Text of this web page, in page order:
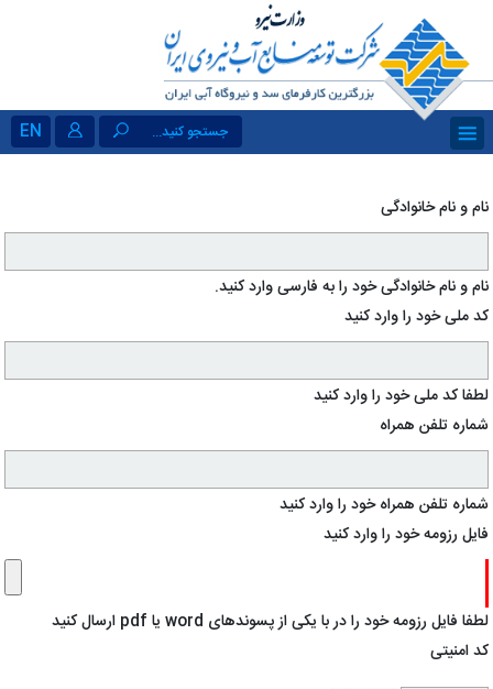
EN جستجو کنید...
نام و نام خانوادگی
نام و نام خانوادگی خود را به فارسی وارد کنید.
کد ملی خود را وارد کنید
لطفا کد ملی خود را وارد کنید
شماره تلفن همراه
شماره تلفن همراه خود را وارد کنید
فایل رزومه خود را وارد کنید
لطفا فایل رزومه خود را در با یکی از پسوندهای word یا pdf ارسال کنید
کد امنیتی